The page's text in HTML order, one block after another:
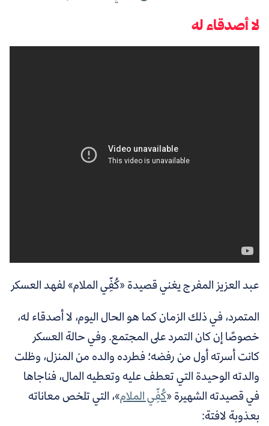
لا أصدقاء له
عبد العزيز المفرج يغني قصيدة «كُفِّي الملام» لفهد العسكر
المتمرد، في ذلك الزمان كما هو الحال اليوم، لا أصدقاء له،
خصوصًا إن كان التمرد على المجتمع. وفي حالة العسكر
كانت أسرته أول من رفضه؛ فطرده والده من المنزل، وظلت
والدته الوحيدة التي تعطف عليه وتعطيه المال، فناجاها
في قصيدته الشهيرة «كُفِّي الملام»، التي تلخص معاناته
بعذوبة لافتة: